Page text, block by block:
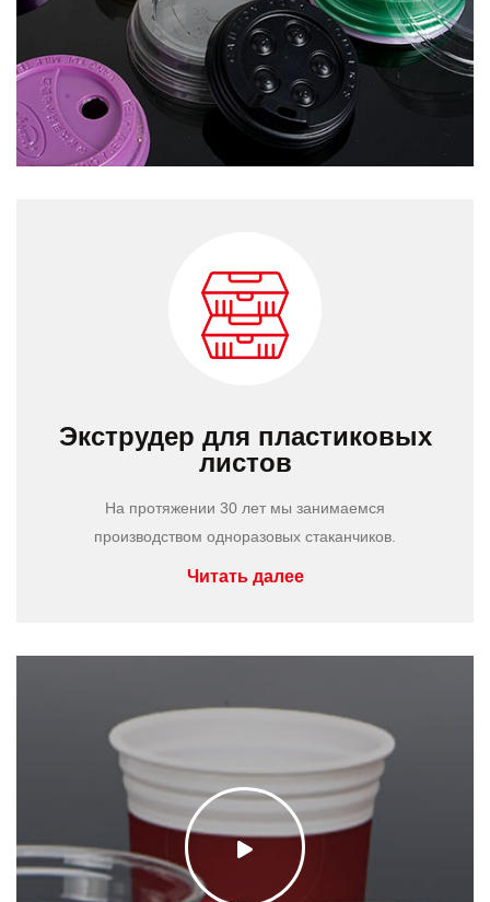
Экструдер для пластиковых
листов
На протяжении 30 лет мы занимаемся
производством одноразовых стаканчиков.
Читать далее